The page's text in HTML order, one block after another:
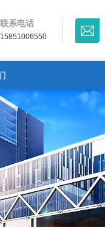
联系电话
15851006550